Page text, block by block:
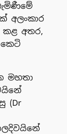
අලංකාර
අතර,
මහතා
(Dr